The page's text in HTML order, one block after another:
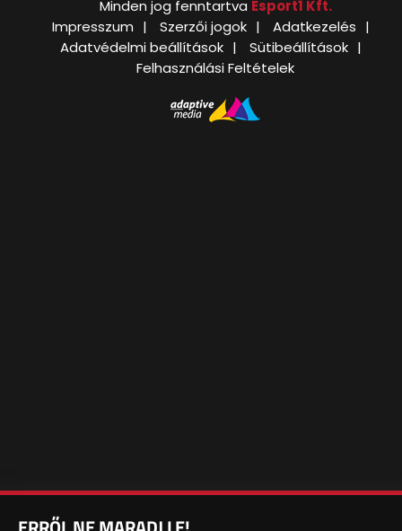
Minden jog fenntartva Esport1 Kft.
Impresszum
Szerzői jogok
Adatkezelés
Adatvédelmi beállítások
Sütibeállítások
Felhasználási Feltételek